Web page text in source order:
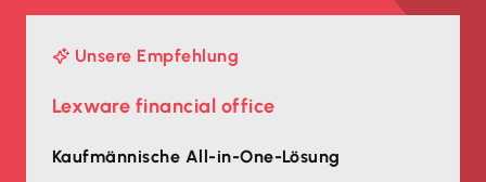
Unsere Empfehlung
Lexware financial office
Kaufmännische All-in-One-Lösung